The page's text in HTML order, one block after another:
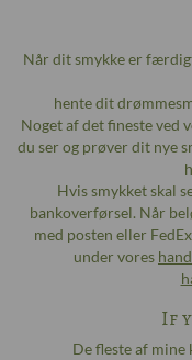
Når dit smykke er
hente dit
Noget af det fineste ved
du ser og prøver dit nye
Hvis smykket skal
bankoverførsel. Når
med posten eller
under vores
If
De fleste af mine